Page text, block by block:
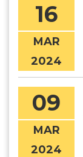
16
MAR
2024
09
MAR
2024